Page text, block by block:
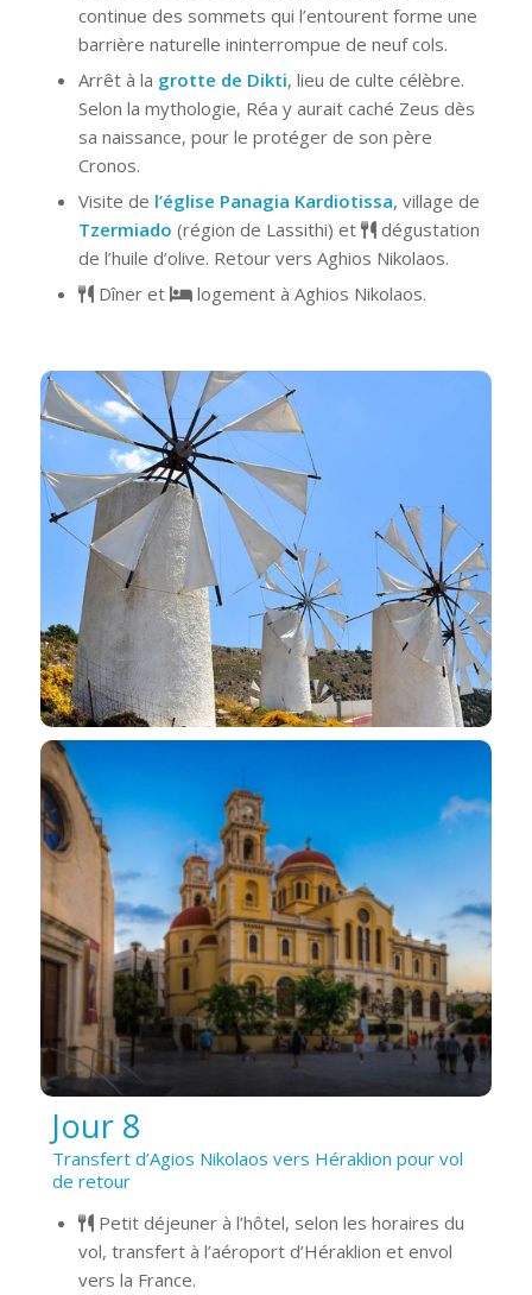
continue des sommets qui l’entourent forme une
barrière naturelle ininterrompue de neuf cols.
Arrêt à la grotte de Dikti, lieu de culte célèbre.
Selon la mythologie, Réa y aurait caché Zeus dès
sa naissance, pour le protéger de son père
Cronos.
Visite de l’église Panagia Kardiotissa, village de
Tzermiado (région de Lassithi) et
dégustation
de l’huile d’olive. Retour vers Aghios Nikolaos.
Dîner et
logement à Aghios Nikolaos.
Jour 8
Transfert d’Agios Nikolaos vers Héraklion pour vol
de retour
Petit déjeuner à l’hôtel, selon les horaires du
vol, transfert à l’aéroport d’Héraklion et envol
vers la France.